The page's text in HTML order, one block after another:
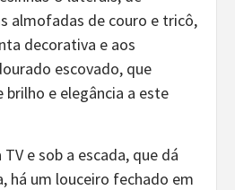
almofadas de couro e tricô,
decorativa e aos
escovado, que
e elegância a este
e sob a escada, que dá
há um louceiro fechado em